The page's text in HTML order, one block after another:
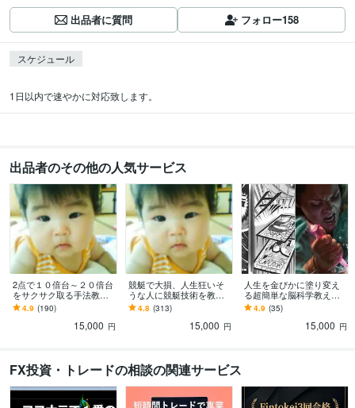
出品者に質問 フォロー158
スケジュール
1日以内で速やかに対応致します。
出品者のその他の人気サービス
2点で１０倍台～２０倍台
をサクサク取る手法教え
ます 競艇（ボートレー
ス）の技術を効率的に最
短で上げるマニュアル
4.9 (190)
15,000 円
競艇で大損、人生狂いそ
うな人に競艇技術を教え
ます ボートレース歴30年
の私が確率て編み出した
一生物の競艇技術
4.8 (313)
15,000 円
人生を金ぴかに塗り変え
る超簡単な脳科学教えま
す 努力継続精神論では人
生変わりません。
4.9 (35)
15,000 円
FX投資・トレードの相談の関連サービス